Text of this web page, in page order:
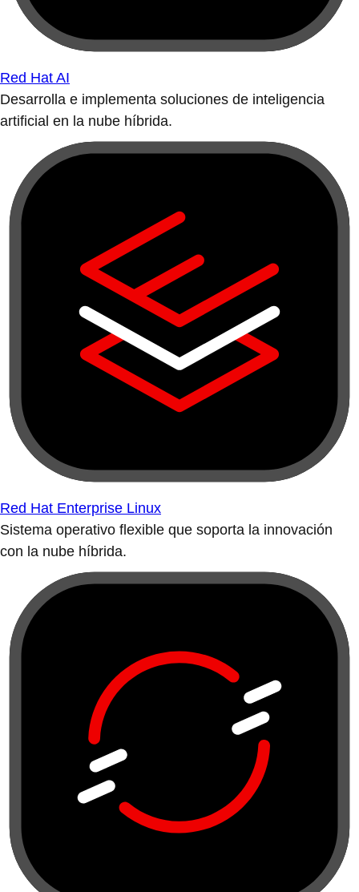
Red Hat AI
Desarrolla e implementa soluciones de inteligencia
artificial en la nube híbrida.
Red Hat Enterprise Linux
Sistema operativo flexible que soporta la innovación
con la nube híbrida.